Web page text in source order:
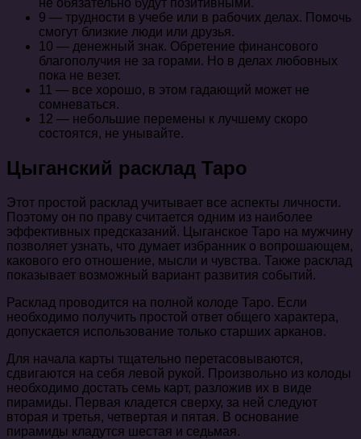
не обязательно будут позитивными.
9 — трудности в учебе или в рабочих делах. Помочь
смогут близкие люди или друзья.
10 — денежный знак. Обретение финансового
благополучия не за горами. Но в делах любовных
пока не везет.
11 — все хорошо, в этом гадающий может не
сомневаться.
12 — небольшие перемены к лучшему скоро
состоятся, не унывайте.
Цыганский расклад Таро
Этот простой расклад учитывает все аспекты личности.
Поэтому он по праву считается одним из наиболее
эффективных предсказаний. Цыганское Таро на мужчину
позволяет узнать, что думает избранник о вопрошающем,
какового его отношение, мысли и чувства. Также расклад
показывает возможный вариант развития событий.
Расклад проводится на полной колоде Таро. Если
необходимо получить простой ответ общего характера,
допускается использование только старших арканов.
Для начала карты тщательно перетасовываются,
сдвигаются на себя левой рукой. Произвольно из колоды
необходимо достать семь карт, разложив их в виде
пирамиды. Первая кладется сверху, за ней следуют
вторая и третья, четвертая и пятая. В основание
пирамиды кладутся шестая и седьмая.